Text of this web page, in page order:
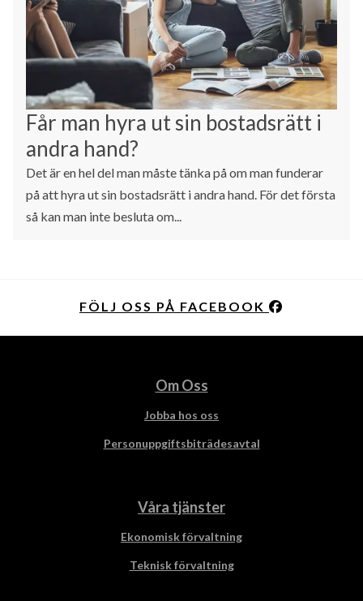
Får man hyra ut sin bostadsrätt i
andra hand?
Det är en hel del man måste tänka på om man funderar
på att hyra ut sin bostadsrätt i andra hand. För det första
så kan man inte besluta om...
FÖLJ OSS PÅ FACEBOOK
Om Oss
Jobba hos oss
Personuppgiftsbiträdesavtal
Våra tjänster
Ekonomisk förvaltning
Teknisk förvaltning